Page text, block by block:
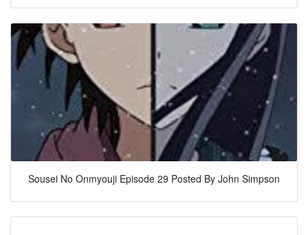
Sousei No Onmyouji Episode 29 Posted By John Simpson